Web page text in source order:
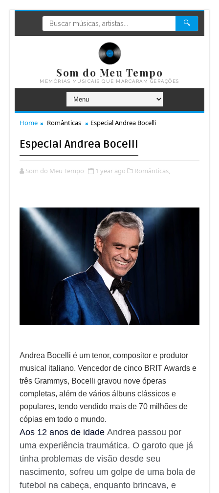
🔍
Som do Meu Tempo
MEMÓRIAS MUSICAIS QUE MARCARAM GERAÇÕES
Home Românticas Especial Andrea Bocelli
Especial Andrea Bocelli
Som do Meu Tempo 1 year ago Românticas,
Andrea Bocelli é um tenor, compositor e produtor
musical italiano. Vencedor de cinco BRIT Awards e
três Grammys, Bocelli gravou nove óperas
completas, além de vários álbuns clássicos e
populares, tendo vendido mais de 70 milhões de
cópias em todo o mundo.
Aos 12 anos de idade Andrea passou por
uma experiência traumática. O garoto que já
tinha problemas de visão desde seu
nascimento, sofreu um golpe de uma bola de
futebol na cabeça, enquanto brincava, e